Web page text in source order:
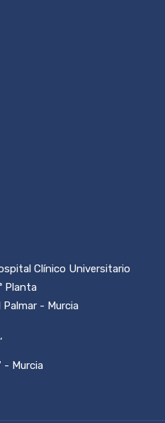
Clínico Universitario
Planta
- Murcia
,
- Murcia